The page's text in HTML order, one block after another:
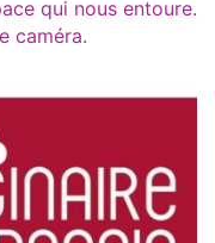
qui nous entoure.
caméra.